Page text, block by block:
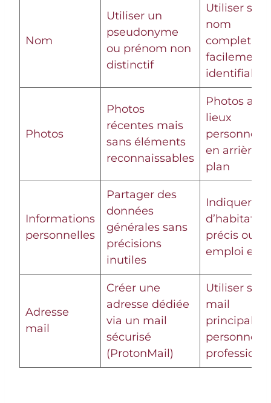
Nom
Utiliser un
pseudonyme
ou prénom non
distinctif
Utiliser son
nom
complet et
facilement
identifiable
Photos
Photos
récentes mais
sans éléments
reconnaissables
Photos
lieux
personnels
en arrière-
plan
Informations
personnelles
Partager des
données
générales sans
précisions
inutiles
Indiquer
d’habitation
précis ou
emploi
Adresse
mail
Créer une
adresse dédiée
via un mail
sécurisé
(ProtonMail)
Utiliser son
mail
principal
personnel